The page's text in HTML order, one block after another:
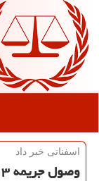
اسفنانی خبر داد